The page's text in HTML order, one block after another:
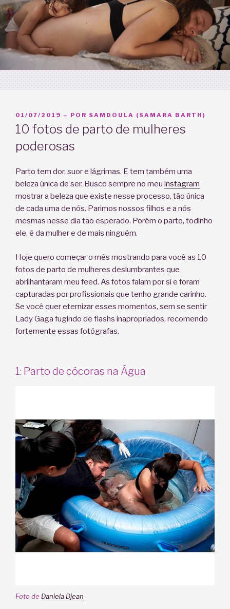
PUBLICADO
EM
01/07/2019 – POR SAMDOULA (SAMARA BARTH)
10 fotos de parto de mulheres
poderosas
Parto tem dor, suor e lágrimas. E tem também uma
beleza única de ser. Busco sempre no meu instagram
mostrar a beleza que existe nesse processo, tão única
de cada uma de nós. Parimos nossos filhos e a nós
mesmas nesse dia tão esperado. Porém o parto, todinho
ele, é da mulher e de mais ninguém.
Hoje quero começar o mês mostrando para você as 10
fotos de parto de mulheres deslumbrantes que
abrilhantaram meu feed. As fotos falam por sí e foram
capturadas por profissionais que tenho grande carinho.
Se você quer eternizar esses momentos, sem se sentir
Lady Gaga fugindo de flashs inapropriados, recomendo
fortemente essas fotógrafas.
1: Parto de cócoras na Água
Foto de Daniela Djean